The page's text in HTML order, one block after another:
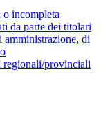
o incompleta
da parte dei titolari
di
provinciali